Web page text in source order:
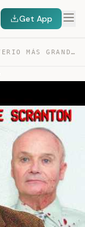
Get App
EL MISTERIO MÁS GRANDE DE THE OFFICE — TRANSCRIPT